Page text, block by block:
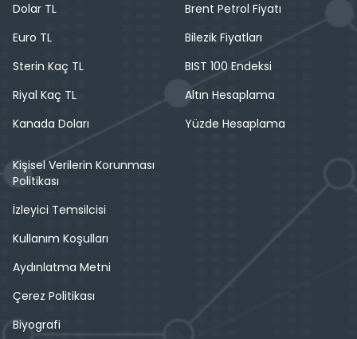
Dolar TL
Euro TL
Sterin Kaç TL
Riyal Kaç TL
Kanada Doları
Brent Petrol Fiyatı
Bilezik Fiyatları
BIST 100 Endeksi
Altın Hesaplama
Yüzde Hesaplama
Kişisel Verilerin Korunması
Politikası
İzleyici Temsilcisi
Kullanım Koşulları
Aydınlatma Metni
Çerez Politikası
Biyografi